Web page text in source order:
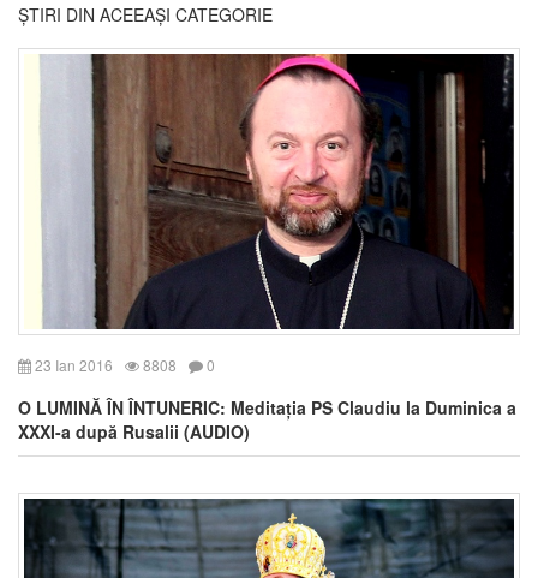
ȘTIRI DIN ACEEAȘI CATEGORIE
23 Ian 2016 8808 0
O LUMINĂ ÎN ÎNTUNERIC: Meditația PS Claudiu la Duminica a
XXXI-a după Rusalii (AUDIO)